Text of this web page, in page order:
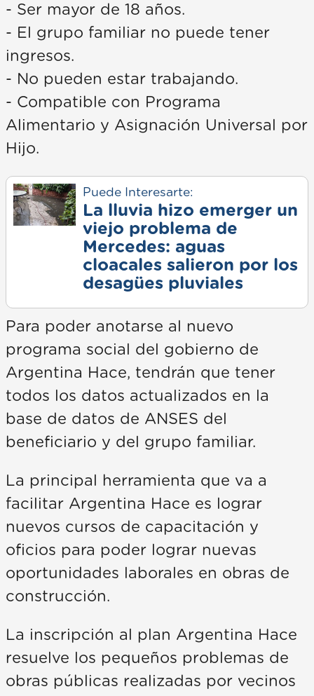
- Ser mayor de 18 años.
- El grupo familiar no puede tener
ingresos.
- No pueden estar trabajando.
- Compatible con Programa
Alimentario y Asignación Universal por
Hijo.
Puede Interesarte:
La lluvia hizo emerger un
viejo problema de
Mercedes: aguas
cloacales salieron por los
desagües pluviales
Para poder anotarse al nuevo
programa social del gobierno de
Argentina Hace, tendrán que tener
todos los datos actualizados en la
base de datos de ANSES del
beneficiario y del grupo familiar.
La principal herramienta que va a
facilitar Argentina Hace es lograr
nuevos cursos de capacitación y
oficios para poder lograr nuevas
oportunidades laborales en obras de
construcción.
La inscripción al plan Argentina Hace
resuelve los pequeños problemas de
obras públicas realizadas por vecinos